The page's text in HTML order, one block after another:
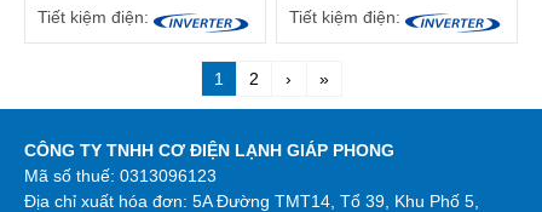
Tiết kiệm điện: Tiết kiệm điện:
1 2 › »
CÔNG TY TNHH CƠ ĐIỆN LẠNH GIÁP PHONG
Mã số thuế: 0313096123
Địa chỉ xuất hóa đơn: 5A Đường TMT14, Tổ 39, Khu Phố 5,